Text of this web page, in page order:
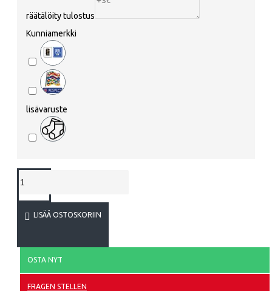
räätälöity tulostus
Kunniamerkki
lisävaruste
LISÄÄ OSTOSKORIIN
OSTA NYT
FRAGEN STELLEN